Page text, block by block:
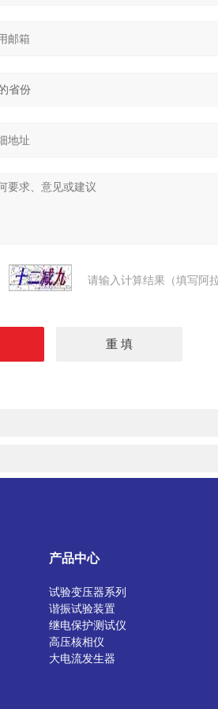
请输入计算结果（填写阿
产品中心
试验变压器系列
谐振试验装置
继电保护测试仪
高压核相仪
大电流发生器